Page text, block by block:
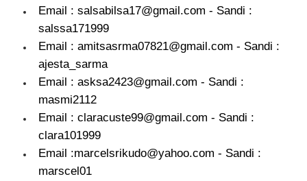
Email : salsabilsa17@gmail.com - Sandi :
salssa171999
Email : amitsasrma07821@gmail.com - Sandi :
ajesta_sarma
Email : asksa2423@gmail.com - Sandi :
masmi2112
Email : claracuste99@gmail.com - Sandi :
clara101999
Email :marcelsrikudo@yahoo.com - Sandi :
marscel01